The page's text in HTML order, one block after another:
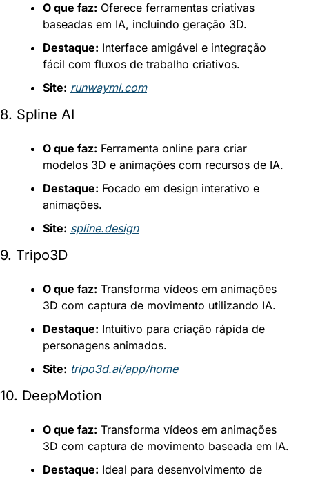
O que faz: Oferece ferramentas criativas
baseadas em IA, incluindo geração 3D.
Destaque: Interface amigável e integração
fácil com fluxos de trabalho criativos.
Site: runwayml.com
8. Spline AI
O que faz: Ferramenta online para criar
modelos 3D e animações com recursos de IA.
Destaque: Focado em design interativo e
animações.
Site: spline.design
9. Tripo3D
O que faz: Transforma vídeos em animações
3D com captura de movimento utilizando IA.
Destaque: Intuitivo para criação rápida de
personagens animados.
Site: tripo3d.ai/app/home
10. DeepMotion
O que faz: Transforma vídeos em animações
3D com captura de movimento baseada em IA.
Destaque: Ideal para desenvolvimento de